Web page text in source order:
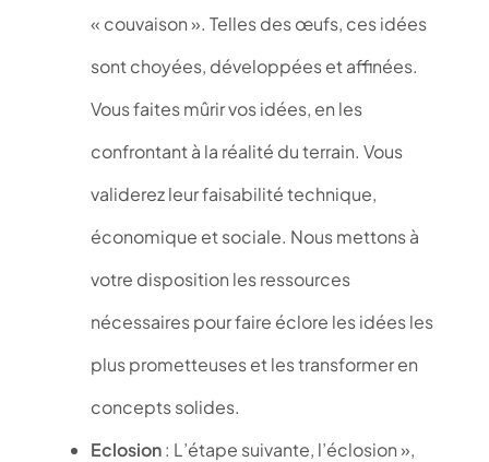
« couvaison ». Telles des œufs, ces idées
sont choyées, développées et affinées.
Vous faites mûrir vos idées, en les
confrontant à la réalité du terrain. Vous
validerez leur faisabilité technique,
économique et sociale. Nous mettons à
votre disposition les ressources
nécessaires pour faire éclore les idées les
plus prometteuses et les transformer en
concepts solides.
Eclosion: L’étape suivante, l’éclosion »,